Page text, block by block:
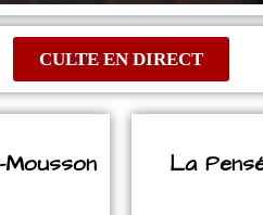
CULTE EN DIRECT
Mousson La